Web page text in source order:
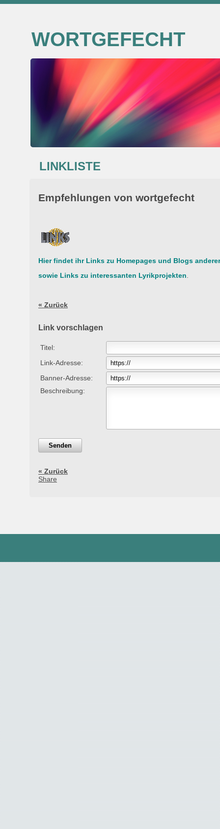
WORTGEFECHT
LINKLISTE
Empfehlungen von wortgefecht
Hier findet ihr Links zu Homepages und Blogs
sowie Links zu interessanten Lyrikprojekten
« Zurück
Link vorschlagen
Titel:
Link-Adresse:
Banner-Adresse:
Beschreibung:
« Zurück
Share